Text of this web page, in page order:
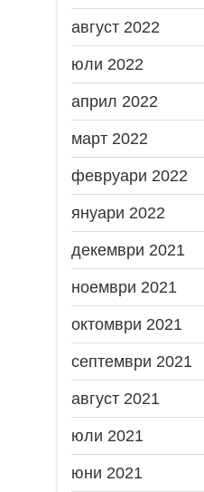
август 2022
юли 2022
април 2022
март 2022
февруари 2022
януари 2022
декември 2021
ноември 2021
октомври 2021
септември 2021
август 2021
юли 2021
юни 2021